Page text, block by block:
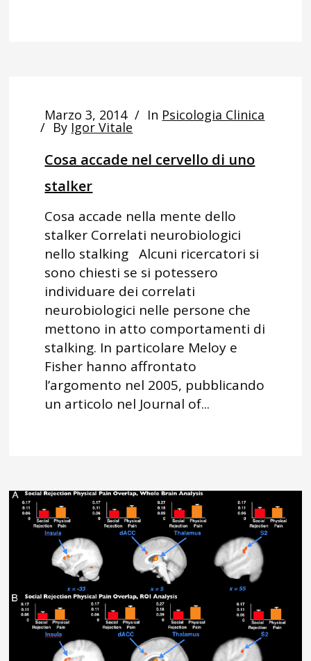
Marzo 3, 2014 In Psicologia Clinica
By Igor Vitale
Cosa accade nel cervello di uno
stalker
Cosa accade nella mente dello
stalker Correlati neurobiologici
nello stalking Alcuni ricercatori si
sono chiesti se si potessero
individuare dei correlati
neurobiologici nelle persone che
mettono in atto comportamenti di
stalking. In particolare Meloy e
Fisher hanno affrontato
l’argomento nel 2005, pubblicando
un articolo nel Journal of...